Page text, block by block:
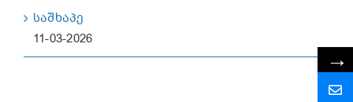
საშხაპე
11-03-2026
→